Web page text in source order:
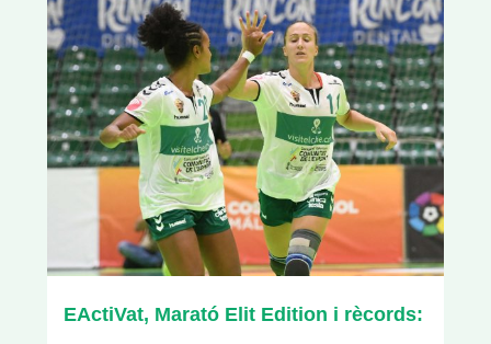
EActiVat, Marató Elit Edition i rècords: